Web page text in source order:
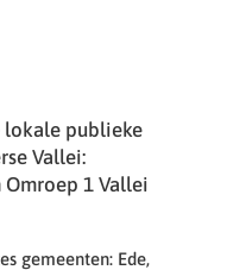
lokale publieke
Vallei:
Omroep 1 Vallei
gemeenten: Ede,